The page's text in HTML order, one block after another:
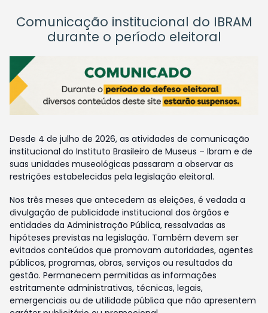
Comunicação institucional do IBRAM
durante o período eleitoral
Desde 4 de julho de 2026, as atividades de comunicação
institucional do Instituto Brasileiro de Museus – Ibram e de
suas unidades museológicas passaram a observar as
restrições estabelecidas pela legislação eleitoral.
Nos três meses que antecedem as eleições, é vedada a
divulgação de publicidade institucional dos órgãos e
entidades da Administração Pública, ressalvadas as
hipóteses previstas na legislação. Também devem ser
evitados conteúdos que promovam autoridades, agentes
públicos, programas, obras, serviços ou resultados da
gestão. Permanecem permitidas as informações
estritamente administrativas, técnicas, legais,
emergenciais ou de utilidade pública que não apresentem